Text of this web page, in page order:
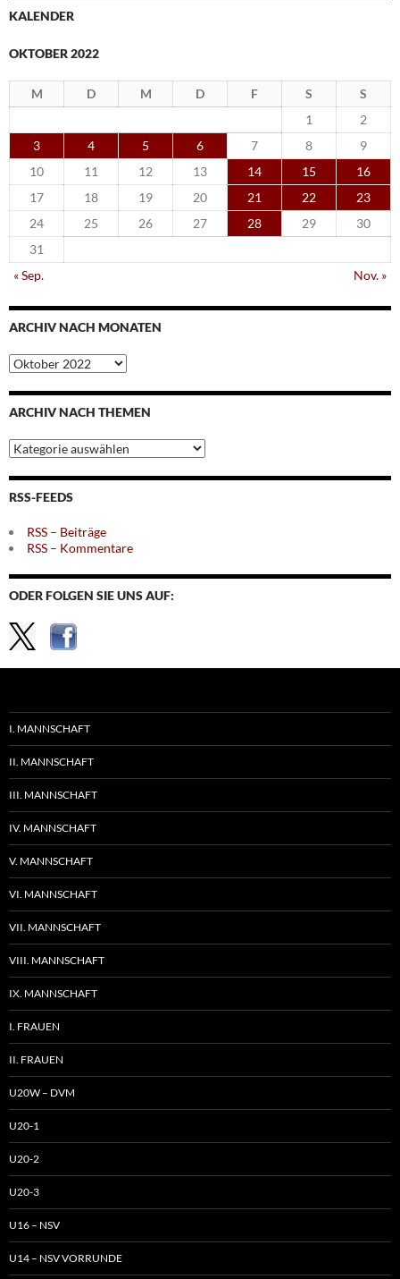
KALENDER
OKTOBER 2022
M D M D F S
S
1
2
3
4 5 6 7 8
9
10
11 12 13 14 15
16
17
18 19 20 21 22
23
24
25 26 27 28 29
30
31
« Sep.
Nov. »
ARCHIV NACH MONATEN
Archiv
nach
Monaten
ARCHIV NACH THEMEN
Archiv
nach
Themen
RSS-FEEDS
RSS – Beiträge
RSS – Kommentare
ODER FOLGEN SIE UNS AUF:
I. MANNSCHAFT
II. MANNSCHAFT
III. MANNSCHAFT
IV. MANNSCHAFT
V. MANNSCHAFT
VI. MANNSCHAFT
VII. MANNSCHAFT
VIII. MANNSCHAFT
IX. MANNSCHAFT
I. FRAUEN
II. FRAUEN
U20W – DVM
U20-1
U20-2
U20-3
U16 – NSV
U14 – NSV VORRUNDE